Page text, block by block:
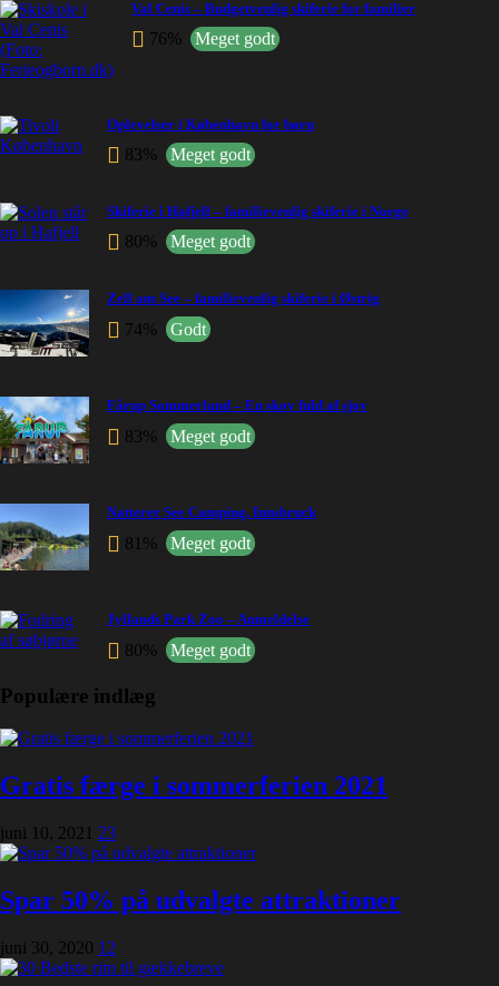
Val Cenis – Budgetvenlig skiferie for familier
76% Meget godt
Oplevelser i København for børn
83% Meget godt
Skiferie i Hafjell – familievenlig skiferie i Norge
80% Meget godt
Zell am See – familievenlig skiferie i Østrig
74% Godt
Fårup Sommerland – En skov fuld af sjov
83% Meget godt
Natterer See Camping, Innsbruck
81% Meget godt
Jyllands Park Zoo – Anmeldelse
80% Meget godt
Populære indlæg
Gratis færge i sommerferien 2021
juni 10, 2021 23
Spar 50% på udvalgte attraktioner
juni 30, 2020 12